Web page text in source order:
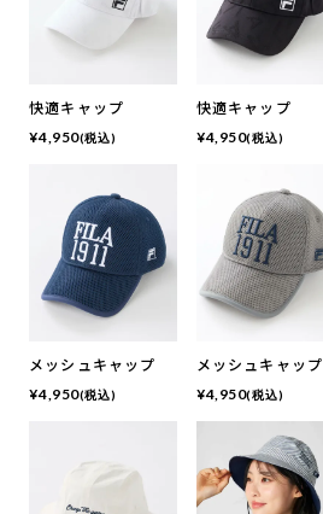
快適キャップ
¥4,950(税込)
快適キャップ
¥4,950(税込)
メッシュキャップ
¥4,950(税込)
メッシュキャップ
¥4,950(税込)